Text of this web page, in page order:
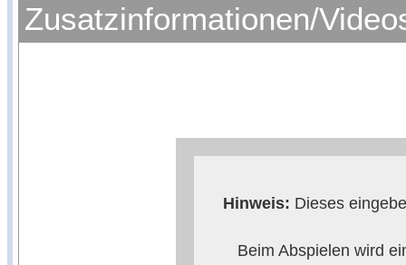
Zusatzinformationen/
Hinweis: Dieses
Beim Abspielen wird